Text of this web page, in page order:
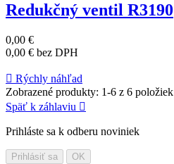
Redukčný ventil R3190
0,00 €
0,00 € bez DPH
 Rýchly náhľad
Zobrazené produkty: 1-6 z 6 položiek
Späť k záhlaviu 
Prihláste sa k odberu noviniek